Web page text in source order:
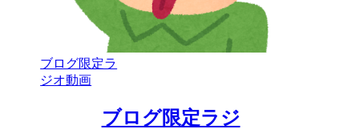
ブログ限定ラ
ジオ動画
ブログ限定ラジ